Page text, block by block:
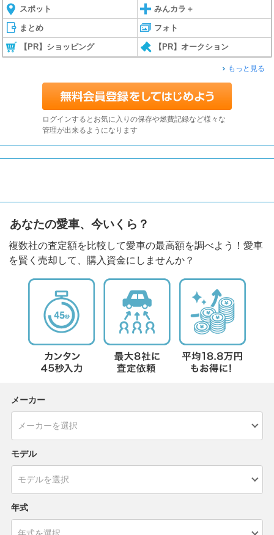
スポット みんカラ＋
まとめ フォト
【PR】ショッピング 【PR】オークション
もっと見る
ログインするとお気に入りの保存や燃費記録など様々な
管理が出来るようになります
あなたの愛車、今いくら？
複数社の査定額を比較して愛車の最高額を調べよう！愛車
を賢く売却して、購入資金にしませんか？
メーカー
モデル
年式